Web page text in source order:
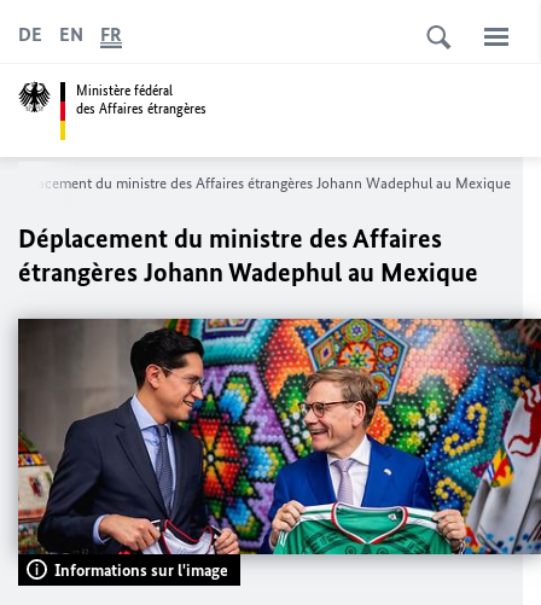
Ministère fédéral
des Affaires étrangères
DE EN FR
Déplacement du ministre des Affaires étrangères Johann Wadephul au Mexique
Déplacement du ministre des Affaires
étrangères Johann Wadephul au Mexique
Informations sur l'image